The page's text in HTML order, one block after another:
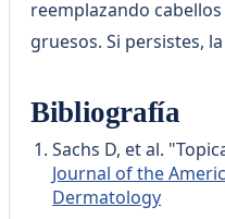
reemplazando
gruesos. Si persistes,
Bibliografía
Sachs D, et al.
Journal of the
Dermatology